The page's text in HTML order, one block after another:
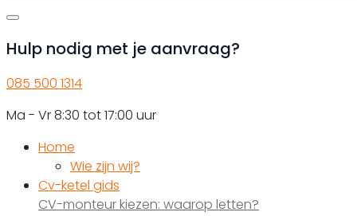
Hulp nodig met je aanvraag?
085 500 1314
Ma - Vr 8:30 tot 17:00 uur
Home
Wie zijn wij?
Cv-ketel gids
CV-monteur kiezen: waarop letten?